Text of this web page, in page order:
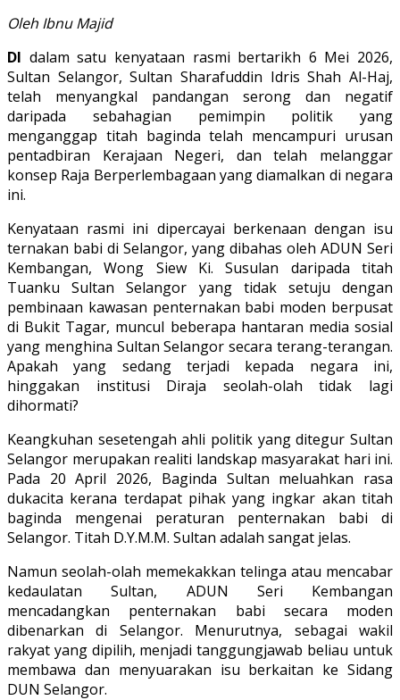
Oleh Ibnu Majid
DI dalam satu kenyataan rasmi bertarikh 6 Mei 2026,
Sultan Selangor, Sultan Sharafuddin Idris Shah Al-Haj,
telah menyangkal pandangan serong dan negatif
daripada sebahagian pemimpin politik yang
menganggap titah baginda telah mencampuri urusan
pentadbiran Kerajaan Negeri, dan telah melanggar
konsep Raja Berperlembagaan yang diamalkan di negara
ini.
Kenyataan rasmi ini dipercayai berkenaan dengan isu
ternakan babi di Selangor, yang dibahas oleh ADUN Seri
Kembangan, Wong Siew Ki. Susulan daripada titah
Tuanku Sultan Selangor yang tidak setuju dengan
pembinaan kawasan penternakan babi moden berpusat
di Bukit Tagar, muncul beberapa hantaran media sosial
yang menghina Sultan Selangor secara terang-terangan.
Apakah yang sedang terjadi kepada negara ini,
hinggakan institusi Diraja seolah-olah tidak lagi
dihormati?
Keangkuhan sesetengah ahli politik yang ditegur Sultan
Selangor merupakan realiti landskap masyarakat hari ini.
Pada 20 April 2026, Baginda Sultan meluahkan rasa
dukacita kerana terdapat pihak yang ingkar akan titah
baginda mengenai peraturan penternakan babi di
Selangor. Titah D.Y.M.M. Sultan adalah sangat jelas.
Namun seolah-olah memekakkan telinga atau mencabar
kedaulatan Sultan, ADUN Seri Kembangan
mencadangkan penternakan babi secara moden
dibenarkan di Selangor. Menurutnya, sebagai wakil
rakyat yang dipilih, menjadi tanggungjawab beliau untuk
membawa dan menyuarakan isu berkaitan ke Sidang
DUN Selangor.